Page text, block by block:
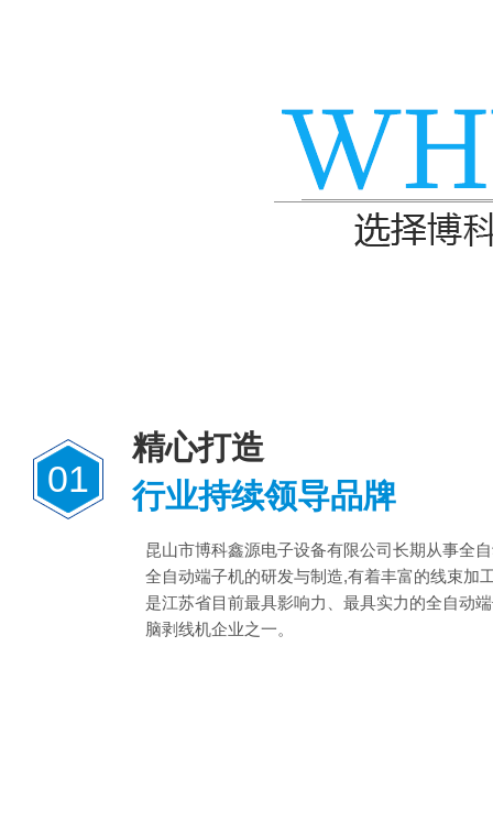
01
精心打造
行业持续领导品牌
昆山市博科鑫源电子设备有限公司长期从事全
全自动端子机的研发与制造,有着丰富的线束加
是江苏省目前最具影响力、最具实力的全自动
脑剥线机企业之一。